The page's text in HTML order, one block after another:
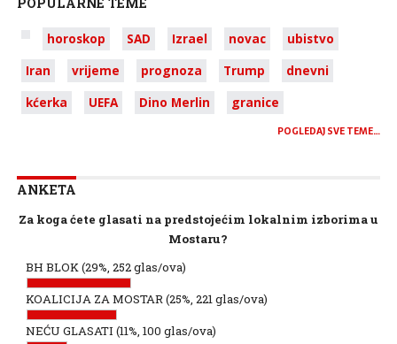
horoskop SAD Izrael novac
ubistvo
Iran
vrijeme prognoza Trump
dnevni
kćerka
UEFA Dino Merlin granice
POGLEDAJ SVE TEME…
ANKETA
Za koga ćete glasati na predstojećim lokalnim izborima u
Mostaru?
BH BLOK(29%, 252 glas/ova)
KOALICIJA ZA MOSTAR(25%, 221 glas/ova)
NEĆU GLASATI (11%, 100 glas/ova)